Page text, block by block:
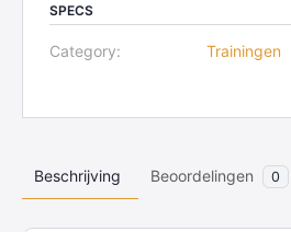
welke
rol
een
cultuur?
SPECS
Category: Trainingen
Beschrijving Beoordelingen 0